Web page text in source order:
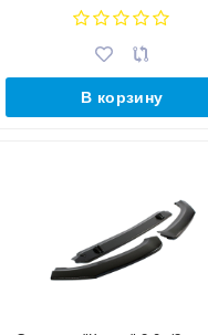
В корзину